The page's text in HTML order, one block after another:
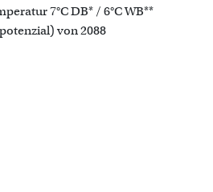
7°C DB* / 6°C WB**
von 2088